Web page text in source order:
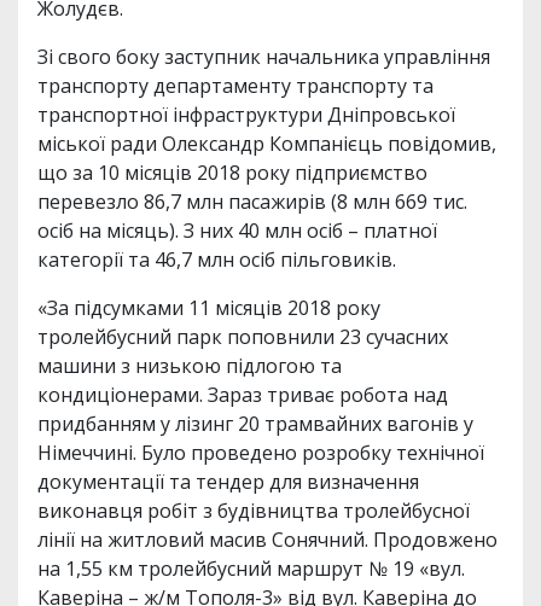
Жолудєв.
Зі свого боку заступник начальника управління
транспорту департаменту транспорту та
транспортної інфраструктури Дніпровської
міської ради Олександр Компанієць повідомив,
що за 10 місяців 2018 року підприємство
перевезло 86,7 млн пасажирів (8 млн 669 тис.
осіб на місяць). З них 40 млн осіб – платної
категорії та 46,7 млн осіб пільговиків.
«За підсумками 11 місяців 2018 року
тролейбусний парк поповнили 23 сучасних
машини з низькою підлогою та
кондиціонерами. Зараз триває робота над
придбанням у лізинг 20 трамвайних вагонів у
Німеччині. Було проведено розробку технічної
документації та тендер для визначення
виконавця робіт з будівництва тролейбусної
лінії на житловий масив Сонячний. Продовжено
на 1,55 км тролейбусний маршрут № 19 «вул.
Каверіна – ж/м Тополя-3» від вул. Каверіна до